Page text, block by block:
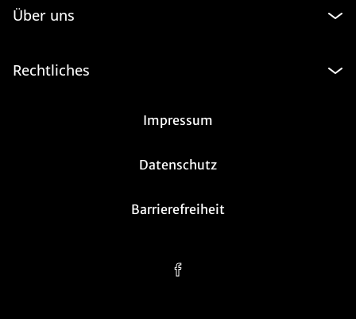
Über uns
Rechtliches
Impressum
Datenschutz
Barrierefreiheit